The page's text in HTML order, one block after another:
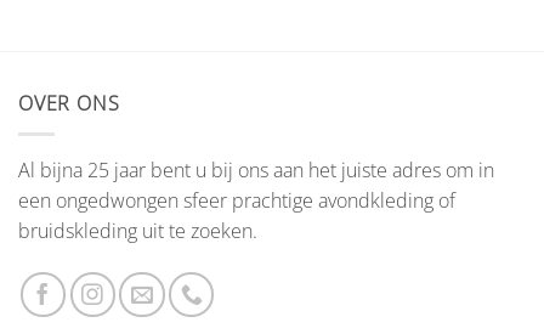
OVER ONS
Al bijna 25 jaar bent u bij ons aan het juiste adres om in
een ongedwongen sfeer prachtige avondkleding of
bruidskleding uit te zoeken.